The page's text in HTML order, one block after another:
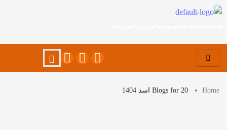
Home Blogs for 20 اسد 1404